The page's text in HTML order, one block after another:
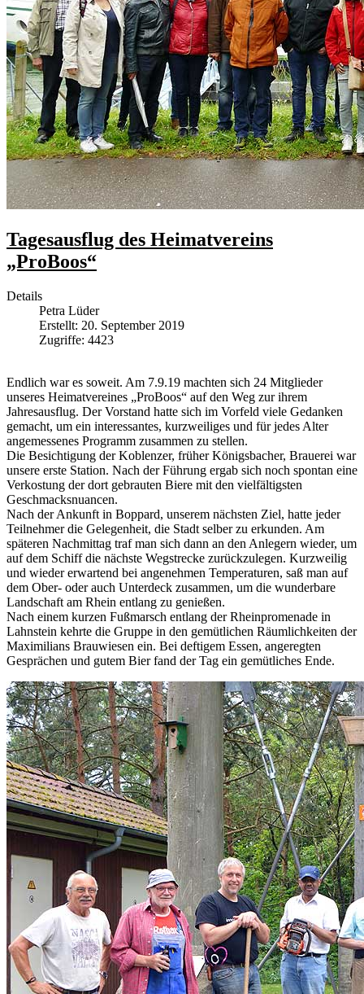
Tagesausflug des Heimatvereins
„ProBoos“
Details
Petra Lüder
Erstellt: 20. September 2019
Zugriffe: 4423
Endlich war es soweit. Am 7.9.19 machten sich 24 Mitglieder
unseres Heimatvereines „ProBoos“ auf den Weg zur ihrem
Jahresausflug. Der Vorstand hatte sich im Vorfeld viele Gedanken
gemacht, um ein interessantes, kurzweiliges und für jedes Alter
angemessenes Programm zusammen zu stellen.
Die Besichtigung der Koblenzer, früher Königsbacher, Brauerei war
unsere erste Station. Nach der Führung ergab sich noch spontan eine
Verkostung der dort gebrauten Biere mit den vielfältigsten
Geschmacksnuancen.
Nach der Ankunft in Boppard, unserem nächsten Ziel, hatte jeder
Teilnehmer die Gelegenheit, die Stadt selber zu erkunden. Am
späteren Nachmittag traf man sich dann an den Anlegern wieder, um
auf dem Schiff die nächste Wegstrecke zurückzulegen. Kurzweilig
und wieder erwartend bei angenehmen Temperaturen, saß man auf
dem Ober- oder auch Unterdeck zusammen, um die wunderbare
Landschaft am Rhein entlang zu genießen.
Nach einem kurzen Fußmarsch entlang der Rheinpromenade in
Lahnstein kehrte die Gruppe in den gemütlichen Räumlichkeiten der
Maximilians Brauwiesen ein. Bei deftigem Essen, angeregten
Gesprächen und gutem Bier fand der Tag ein gemütliches Ende.